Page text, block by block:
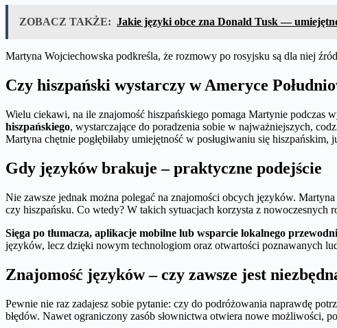
ZOBACZ TAKŻE: Jakie języki obce zna Donald Tusk —
Martyna Wojciechowska podkreśla, że rozmowy po rosyjsku są dla niej
Czy hiszpański wystarczy w Ameryce
Wielu ciekawi, na ile znajomość hiszpańskiego pomaga Martynie
hiszpańskiego, wystarczające do poradzenia sobie w najważniejszych,
Martyna chętnie pogłębiłaby umiejętność w posługiwaniu się
Gdy języków brakuje – praktyczne podejście
Nie zawsze jednak można polegać na znajomości obcych języków.
czy hiszpańsku. Co wtedy? W takich sytuacjach korzysta z nowoczesnych
Sięga po tłumacza, aplikacje mobilne lub wsparcie lokalnego
języków, lecz dzięki nowym technologiom oraz otwartości poznawanych
Znajomość języków – czy zawsze jest
Pewnie nie raz zadajesz sobie pytanie: czy do podróżowania naprawdę
błędów. Nawet ograniczony zasób słownictwa otwiera nowe możliwości,